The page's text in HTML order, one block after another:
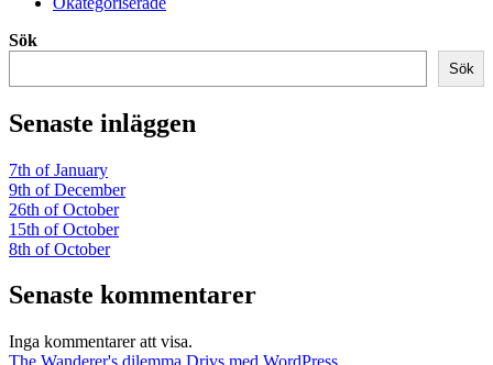
Sök
Sök
Senaste inläggen
7th of January
9th of December
26th of October
15th of October
8th of October
Senaste kommentarer
Inga kommentarer att visa.